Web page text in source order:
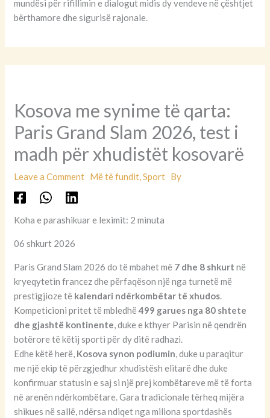
mundësi për rifillimin e dialogut midis dy vendeve në çështjet
bërthamore dhe sigurisë rajonale.
Kosova me synime të qarta:
Paris Grand Slam 2026, test i
madh për xhudistët kosovarë
Leave a Comment Më të fundit ,Sport By
Koha e parashikuar e leximit: 2 minuta
06 shkurt 2026
Paris Grand Slam 2026 do të mbahet më 7 dhe 8 shkurt në
kryeqytetin francez dhe përfaqëson një nga turnetë më
prestigjioze të kalendari ndërkombëtar të xhudos.
Kompeticioni pritet të mbledhë499 garues nga 80 shtete
dhe gjashtë kontinente, duke e kthyer Parisin në qendrën
botërore të këtij sporti për dy ditë radhazi.
Edhe këtë herë, Kosova synon podiumin, duke u paraqitur
me një ekip të përzgjedhur xhudistësh elitarë dhe duke
konfirmuar statusin e saj si një prej kombëtareve më të forta
në arenën ndërkombëtare. Gara tradicionale tërheq mijëra
shikues në sallë, ndërsa ndiqet nga miliona sportdashës